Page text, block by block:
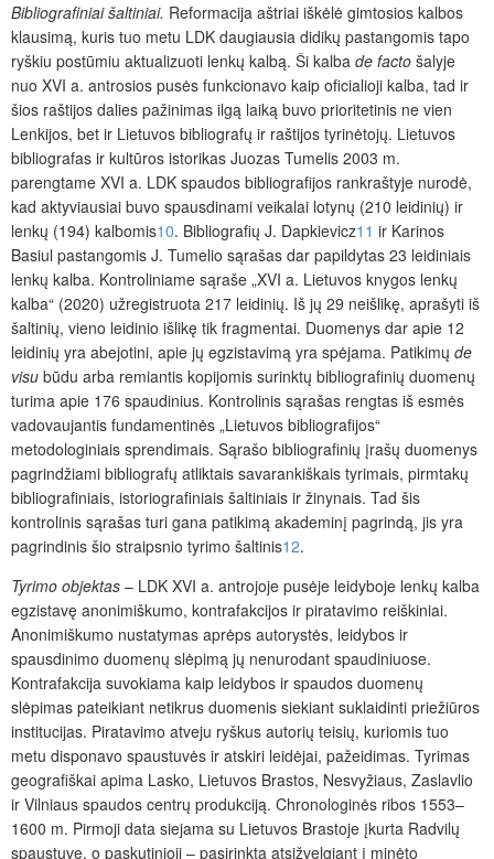
Bibliografiniai šaltiniai. Reformacija aštriai iškėlė gimtosios kalbos
klausimą, kuris tuo metu LDK daugiausia didikų pastangomis tapo
ryškiu postūmiu aktualizuoti lenkų kalbą. Ši kalba de facto šalyje
nuo XVI a. antrosios pusės funkcionavo kaip oficialioji kalba, tad ir
šios raštijos dalies pažinimas ilgą laiką buvo prioritetinis ne vien
Lenkijos, bet ir Lietuvos bibliografų ir raštijos tyrinėtojų. Lietuvos
bibliografas ir kultūros istorikas Juozas Tumelis 2003 m.
parengtame XVI a. LDK spaudos bibliografijos rankraštyje nurodė,
kad aktyviausiai buvo spausdinami veikalai lotynų (210 leidinių) ir
lenkų (194) kalbomis10. Bibliografių J. Dapkievicz11 ir Karinos
Basiul pastangomis J. Tumelio sąrašas dar papildytas 23 leidiniais
lenkų kalba. Kontroliniame sąraše „XVI a. Lietuvos knygos lenkų
kalba“ (2020) užregistruota 217 leidinių. Iš jų 29 neišlikę, aprašyti iš
šaltinių, vieno leidinio išlikę tik fragmentai. Duomenys dar apie 12
leidinių yra abejotini, apie jų egzistavimą yra spėjama. Patikimų de
visu būdu arba remiantis kopijomis surinktų bibliografinių duomenų
turima apie 176 spaudinius. Kontrolinis sąrašas rengtas iš esmės
vadovaujantis fundamentinės „Lietuvos bibliografijos“
metodologiniais sprendimais. Sąrašo bibliografinių įrašų duomenys
pagrindžiami bibliografų atliktais savarankiškais tyrimais, pirmtakų
bibliografiniais, istoriografiniais šaltiniais ir žinynais. Tad šis
kontrolinis sąrašas turi gana patikimą akademinį pagrindą, jis yra
pagrindinis šio straipsnio tyrimo šaltinis12.
Tyrimo objektas – LDK XVI a. antrojoje pusėje leidyboje lenkų kalba
egzistavę anonimiškumo, kontrafakcijos ir piratavimo reiškiniai.
Anonimiškumo nustatymas aprėps autorystės, leidybos ir
spausdinimo duomenų slėpimą jų nenurodant spaudiniuose.
Kontrafakcija suvokiama kaip leidybos ir spaudos duomenų
slėpimas pateikiant netikrus duomenis siekiant suklaidinti priežiūros
institucijas. Piratavimo atveju ryškus autorių teisių, kuriomis tuo
metu disponavo spaustuvės ir atskiri leidėjai, pažeidimas. Tyrimas
geografiškai apima Lasko, Lietuvos Brastos, Nesvyžiaus, Zaslavlio
ir Vilniaus spaudos centrų produkciją. Chronologinės ribos 1553–
1600 m. Pirmoji data siejama su Lietuvos Brastoje įkurta Radvilų
spaustuve, o paskutinioji – pasirinkta atsižvelgiant į minėto